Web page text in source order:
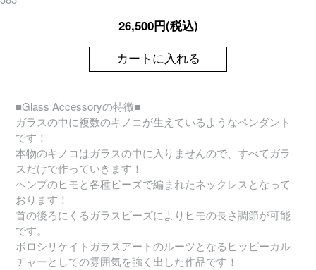
26,500円(税込)
カートに入れる
■Glass Accessoryの特徴■
ガラスの中に複数のキノコが生えているようなペンダント
です！
本物のキノコはガラスの中に入りませんので、すべてガラ
スだけで作っていきます！
ヘンプのヒモと各種ビーズで編まれたネックレスとなって
おります！
首の後ろにくるガラスビーズによりヒモの長さ調節が可能
です。
ボロシリケイトガラスアートのルーツとなるヒッピーカル
チャーとしての雰囲気を強く出した作品です！